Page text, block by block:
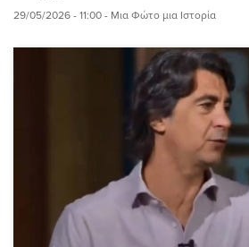
29/05/2026 - 11:00 - Μια Φώτο μια Ιστορία